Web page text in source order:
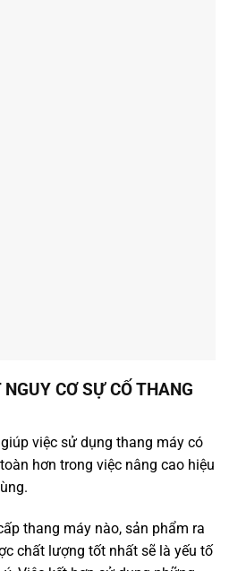
CƠ SỰ CỐ THANG
việc sử dụng thang máy có
hơn trong việc nâng cao hiệu
thang máy nào, sản phẩm ra
chất lượng tốt nhất sẽ là yếu tố